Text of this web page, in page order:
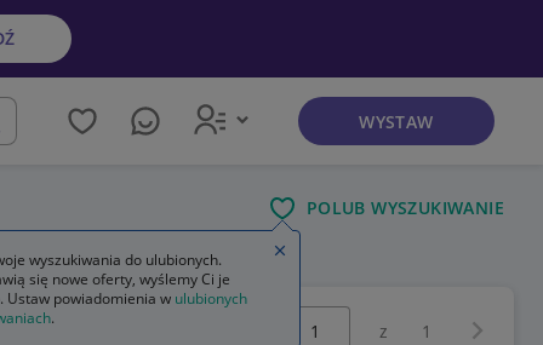
WYSTAW
POLUB WYSZUKIWANIE
z 1
wyszukiwania do ulubionych.
się nowe oferty, wyślemy Ci je
Ustaw powiadomienia w ulubionych
.
Zamknij wskazówkę